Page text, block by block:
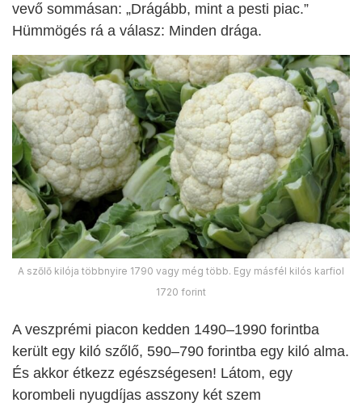
vevő sommásan: „Drágább, mint a pesti piac.”
Hümmögés rá a válasz: Minden drága.
A szőlő kilója többnyire 1790 vagy még több. Egy másfél kilós karfiol
1720 forint
A veszprémi piacon kedden 1490–1990 forintba
került egy kiló szőlő, 590–790 forintba egy kiló alma.
És akkor étkezz egészségesen! Látom, egy
korombeli nyugdíjas asszony két szem